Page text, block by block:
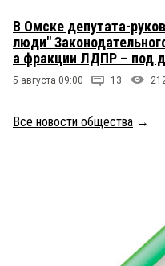
В Омске депутата-
люди"
а фракции ЛДПР – под
5 августа 09:00 13
Все новости общества →